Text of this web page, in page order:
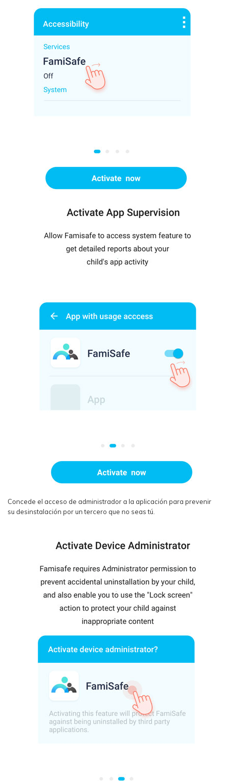
Concede el acceso de administrador a la aplicación para prevenir
su desinstalación por un tercero que no seas tú.